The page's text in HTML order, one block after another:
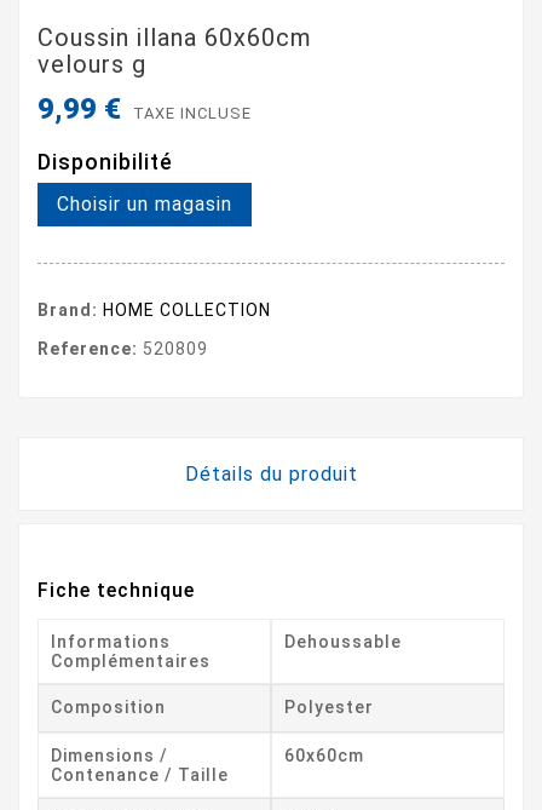
Coussin illana 60x60cm
velours g
9,99 € TAXE INCLUSE
Disponibilité
Choisir un magasin
Brand: HOME COLLECTION
Reference: 520809
Détails du produit
Fiche technique
Informations
Complémentaires
Dehoussable
Composition Polyester
Dimensions /
Contenance / Taille
60x60cm